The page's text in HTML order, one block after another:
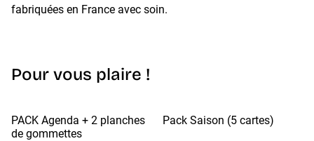
fabriquées en France avec soin.
Pour vous plaire !
PACK Agenda + 2 planches
de gommettes
Pack Saison (5 cartes)